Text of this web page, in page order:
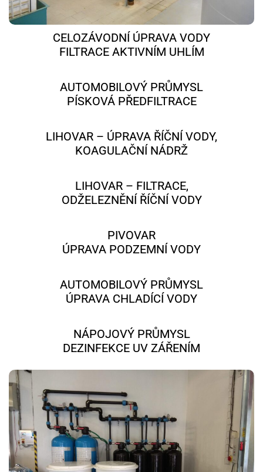
CELOZÁVODNÍ ÚPRAVA VODY
FILTRACE AKTIVNÍM UHLÍM
AUTOMOBILOVÝ PRŮMYSL
PÍSKOVÁ PŘEDFILTRACE
LIHOVAR – ÚPRAVA ŘÍČNÍ VODY,
KOAGULAČNÍ NÁDRŽ
LIHOVAR – FILTRACE,
ODŽELEZNĚNÍ ŘÍČNÍ VODY
PIVOVAR
ÚPRAVA PODZEMNÍ VODY
AUTOMOBILOVÝ PRŮMYSL
ÚPRAVA CHLADÍCÍ VODY
NÁPOJOVÝ PRŮMYSL
DEZINFEKCE UV ZÁŘENÍM